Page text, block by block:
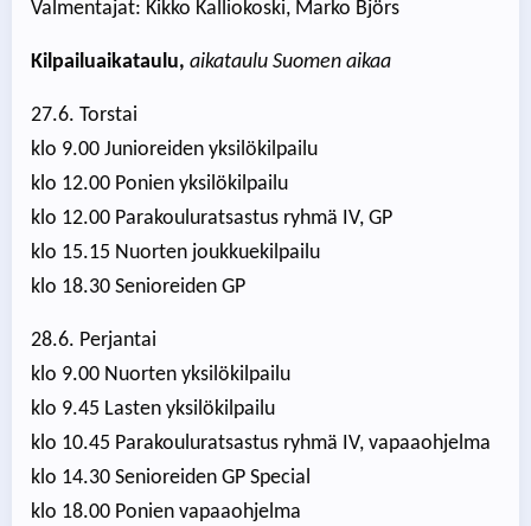
Valmentajat: Kikko Kalliokoski, Marko Björs
Kilpailuaikataulu, aikataulu Suomen aikaa
27.6. Torstai
klo 9.00 Junioreiden yksilökilpailu
klo 12.00 Ponien yksilökilpailu
klo 12.00 Parakouluratsastus ryhmä IV, GP
klo 15.15 Nuorten joukkuekilpailu
klo 18.30 Senioreiden GP
28.6. Perjantai
klo 9.00 Nuorten yksilökilpailu
klo 9.45 Lasten yksilökilpailu
klo 10.45 Parakouluratsastus ryhmä IV, vapaaohjelma
klo 14.30 Senioreiden GP Special
klo 18.00 Ponien vapaaohjelma